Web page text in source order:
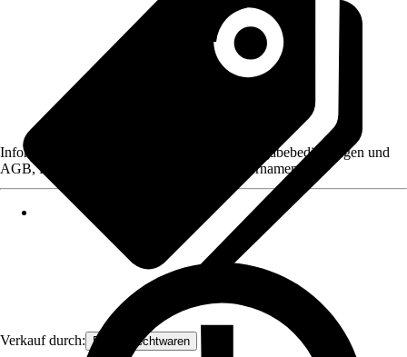
Verkauf durch: Frank Flechtwaren
Informationen des Verkäufers, wie z. B. Rückgabebedingungen und
AGB, finden Sie bei Klick auf den Verkäufernamen.